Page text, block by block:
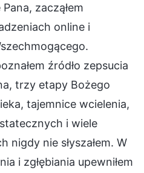
zacząłem
online i
źródło zepsucia
trzy etapy Bożego
tajemnice wcielenia,
i wiele
nie słyszałem. W
i zgłębiania upewniłem